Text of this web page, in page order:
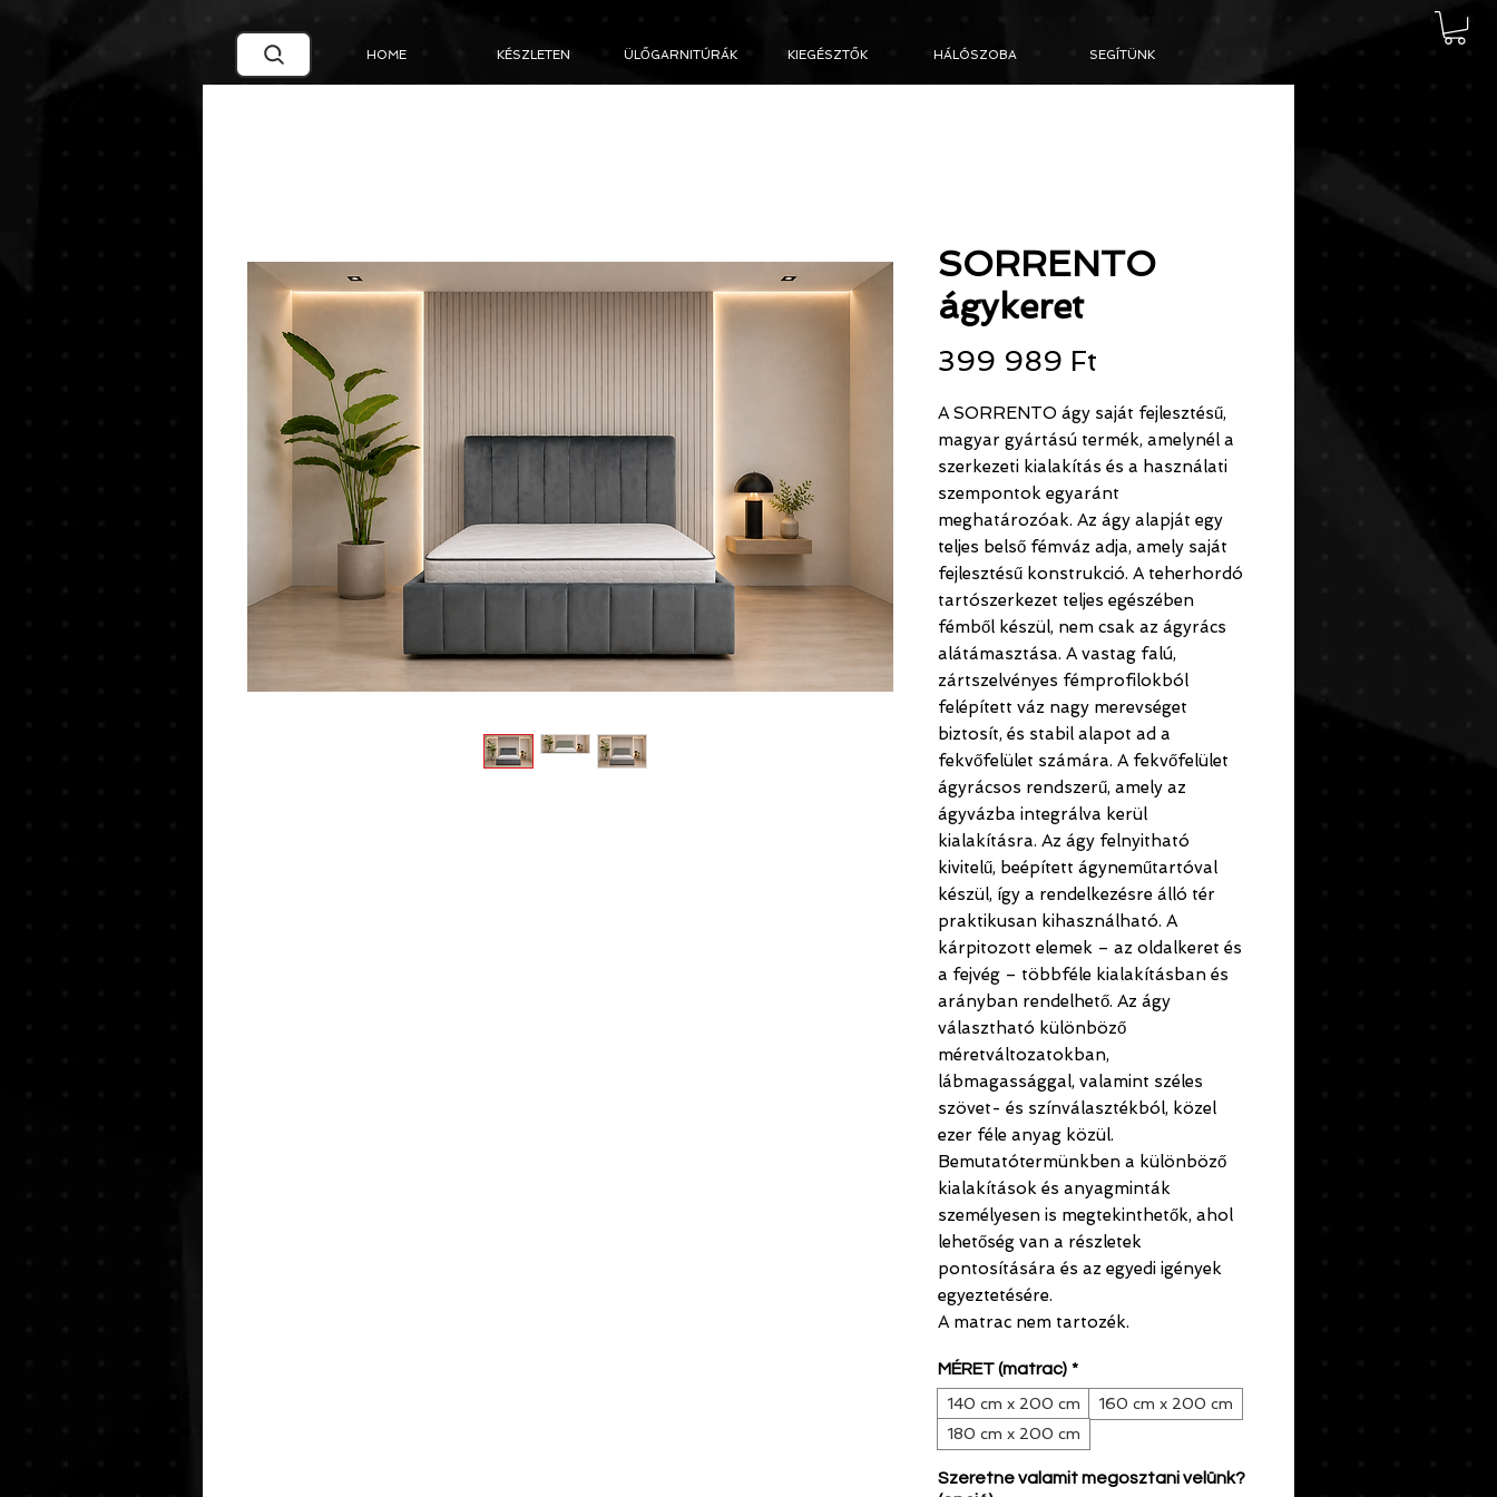
Google Search Central Blog
HOME KÉSZLETEN ÜLŐGARNITÚRÁK KIEGÉSZTŐK HÁLÓSZOBA SEGÍTÜNK
SORRENTO
ágykeret
399 989 Ft
A SORRENTO ágy saját fejlesztésű,
magyar gyártású termék, amelynél a
szerkezeti kialakítás és a használati
szempontok egyaránt
meghatározóak. Az ágy alapját egy
teljes belső fémváz adja, amely saját
fejlesztésű konstrukció. A teherhordó
tartószerkezet teljes egészében
fémből készül, nem csak az ágyrács
alátámasztása. A vastag falú,
zártszelvényes fémprofilokból
felépített váz nagy merevséget
biztosít, és stabil alapot ad a
fekvőfelület számára. A fekvőfelület
ágyrácsos rendszerű, amely az
ágyvázba integrálva kerül
kialakításra. Az ágy felnyitható
kivitelű, beépített ágyneműtartóval
készül, így a rendelkezésre álló tér
praktikusan kihasználható. A
kárpitozott elemek – az oldalkeret és
a fejvég – többféle kialakításban és
arányban rendelhető. Az ágy
választható különböző
méretváltozatokban,
lábmagassággal, valamint széles
szövet- és színválasztékból, közel
ezer féle anyag közül.
Bemutatótermünkben a különböző
kialakítások és anyagminták
személyesen is megtekinthetők, ahol
lehetőség van a részletek
pontosítására és az egyedi igények
egyeztetésére.
A matrac nem tartozék.
MÉRET (matrac) *
140 cm x 200 cm
160 cm x 200 cm
180 cm x 200 cm
Szeretne valamit megosztani velünk?